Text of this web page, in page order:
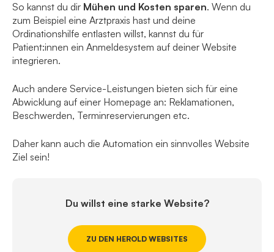
So kannst du dir Mühen und Kosten sparen. Wenn du
zum Beispiel eine Arztpraxis hast und deine
Ordinationshilfe entlasten willst, kannst du für
Patient:innen ein Anmeldesystem auf deiner Website
integrieren.
Auch andere Service-Leistungen bieten sich für eine
Abwicklung auf einer Homepage an: Reklamationen,
Beschwerden, Terminreservierungen etc.
Daher kann auch die Automation ein sinnvolles Website
Ziel sein!
Du willst eine starke Website?
ZU DEN HEROLD WEBSITES